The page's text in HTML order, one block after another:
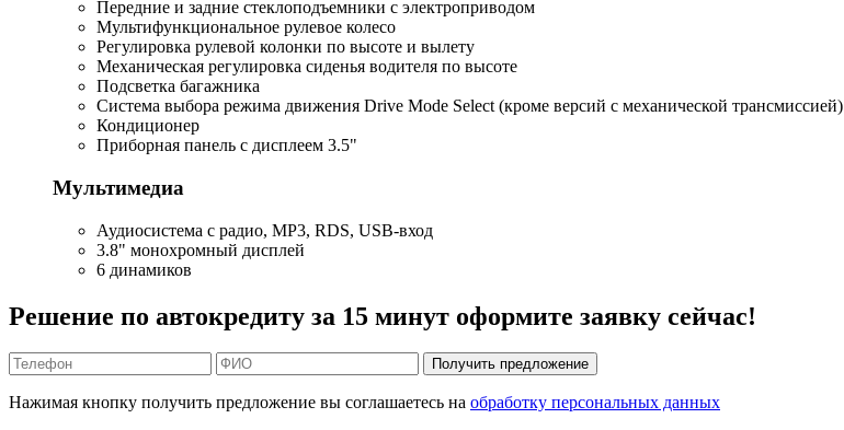
Передние и задние стеклоподъемники с электроприводом
Мультифункциональное рулевое колесо
Регулировка рулевой колонки по высоте и вылету
Механическая регулировка сиденья водителя по высоте
Подсветка багажника
Система выбора режима движения Drive Mode Select (кроме версий с механической трансмиссией)
Кондиционер
Приборная панель с дисплеем 3.5"
Мультимедиа
Аудиосистема с радио, MP3, RDS, USB-вход
3.8" монохромный дисплей
6 динамиков
Решение по автокредиту за 15 минут оформите заявку сейчас!
Получить предложение
Нажимая кнопку получить предложение вы соглашаетесь на обработку персональных данных